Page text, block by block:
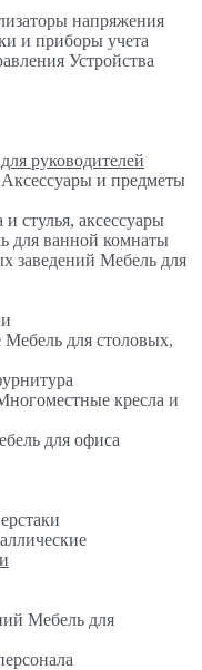
напряжения
и приборы учета
Устройства
руководителей
Аксессуары и предметы
и стулья, аксессуары
для ванной комнаты
Мебель для
Мебель для столовых,
кресла и
для офиса
Мебель для